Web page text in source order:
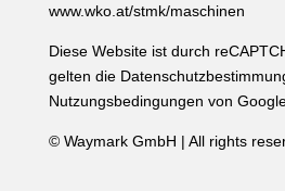
www.wko.at/stmk/maschinen
Diese Website ist durch
gelten die
Nutzungsbedingungen von
© Waymark GmbH | All rights